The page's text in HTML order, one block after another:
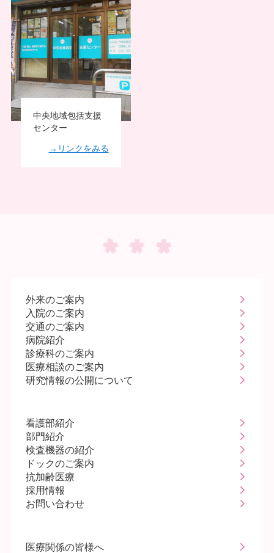
中央地域包括支援
センター
→リンクをみる
外来のご案内
入院のご案内
交通のご案内
病院紹介
診療科のご案内
医療相談のご案内
研究情報の公開について
看護部紹介
部門紹介
検査機器の紹介
ドックのご案内
抗加齢医療
採用情報
お問い合わせ
医療関係の皆様へ